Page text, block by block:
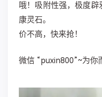
哦！吸附性强，极度
康灵石。
价不高，快来抢！ ​​​​
微信 “puxin800”~为你